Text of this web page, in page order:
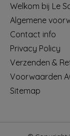
Welkom bij Le
Algemene
Contact info
Privacy Policy
Verzenden &
Voorwaarden
Sitemap